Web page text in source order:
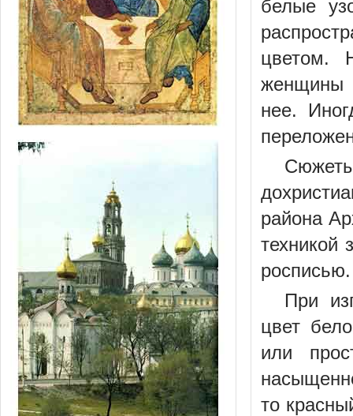
белые
цветом.
женщины
нее.
района
техникой
росписью.
При
цвет
или
то